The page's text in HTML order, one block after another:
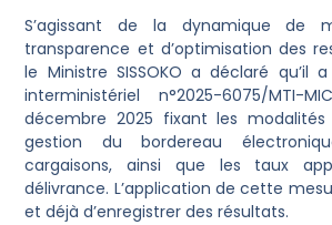
S’agissant de la dynamique de
transparence et d’optimisation des
le Ministre SISSOKO a déclaré qu’il
interministériel n°2025-6075/MTI-
décembre 2025 fixant les modalités
gestion du bordereau
cargaisons, ainsi que les taux
délivrance. L’application de cette
et déjà d’enregistrer des résultats.